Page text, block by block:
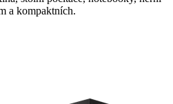
a kompaktních.